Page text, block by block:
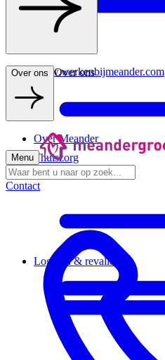
Thuiszorg
Logeren & revalideren
www.werkenbijmeander.com
Over ons Over ons
Over Meander
Menu
Contact